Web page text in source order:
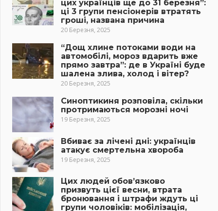
цих українців ще до 31 березня”:
ці 3 групи пенсіонерів втратять
гроші, названа причина
20 Березня, 2025
“Дощ хлине потоками води на
автомобілі, мороз вдарить вже
прямо завтра”: де в Україні буде
шалена злива, холод і вітер?
20 Березня, 2025
Синоптикиня розповіла, скільки
протримаються морозні ночі
19 Березня, 2025
Вбиває за лічені дні: українців
атакує смертельна хвороба
19 Березня, 2025
Цих людей обов’язково
призвуть цієї весни, втрата
бронювання і штрафи ждуть ці
групи чоловіків: мобілізація,